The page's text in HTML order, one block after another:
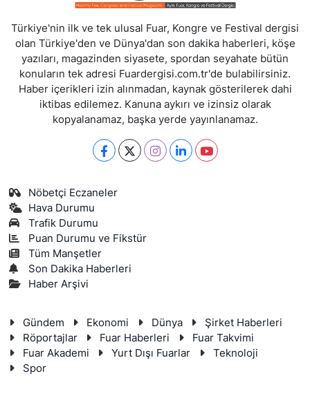
Türkiye'nin ilk ve tek ulusal Fuar, Kongre ve Festival dergisi
olan Türkiye'den ve Dünya'dan son dakika haberleri, köşe
yazıları, magazinden siyasete, spordan seyahate bütün
konuların tek adresi Fuardergisi.com.tr'de bulabilirsiniz.
Haber içerikleri izin alınmadan, kaynak gösterilerek dahi
iktibas edilemez. Kanuna aykırı ve izinsiz olarak
kopyalanamaz, başka yerde yayınlanamaz.
Nöbetçi Eczaneler
Hava Durumu
Trafik Durumu
Puan Durumu ve Fikstür
Tüm Manşetler
Son Dakika Haberleri
Haber Arşivi
Gündem Ekonomi Dünya
Şirket Haberleri
Röportajlar
Fuar Haberleri
Fuar Takvimi
Fuar Akademi
Yurt Dışı Fuarlar
Teknoloji
Spor